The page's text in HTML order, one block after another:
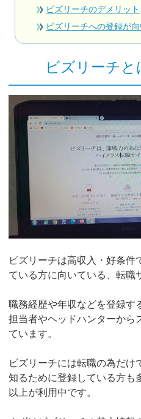
ビズリーチのデメリット
ビズリーチへの登録が
ビズリーチと
ビズリーチは高収入・好条件
ている方に向いている、転職
職務経歴や年収などを登録す
担当者やヘッドハンターから
ています。
ビズリーチには転職の為だけ
知るために登録している方も
以上が利用中です。